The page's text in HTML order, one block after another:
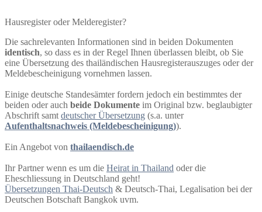
Hausregister oder Melderegister?
Die sachrelevanten Informationen sind in beiden Dokumenten
identisch, so dass es in der Regel Ihnen überlassen bleibt, ob Sie
eine Übersetzung des thailändischen Hausregisterauszuges oder der
Meldebescheinigung vornehmen lassen.
Einige deutsche Standesämter fordern jedoch ein bestimmtes der
beiden oder auch beide Dokumente im Original bzw. beglaubigter
Abschrift samt deutscher Übersetzung (s.a. unter
Aufenthaltsnachweis (Meldebescheinigung)).
Ein Angebot von thailaendisch.de
Ihr Partner wenn es um die Heirat in Thailand oder die
Eheschliessung in Deutschland geht!
Übersetzungen Thai-Deutsch & Deutsch-Thai, Legalisation bei der
Deutschen Botschaft Bangkok uvm.